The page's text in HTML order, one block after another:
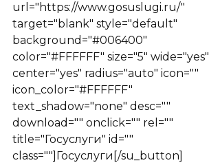
url="https://www.gosuslugi.ru/"
target="blank" style="default"
background="#006400"
color="#FFFFFF" size="5" wide="yes"
center="yes" radius="auto" icon=""
icon_color="#FFFFFF"
text_shadow="none" desc=""
download="" onclick="" rel=""
title="Госуслуги" id=""
class=""]Госуслуги[/su_button]